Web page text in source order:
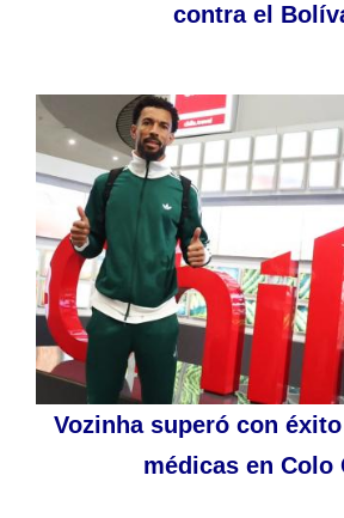
contra el
Vozinha superó con
médicas en Colo